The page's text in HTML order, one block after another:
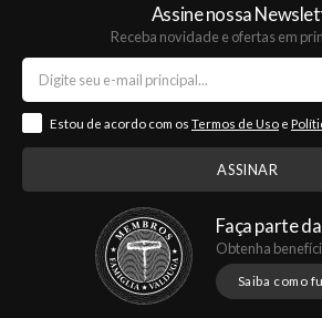
Assine nossa
Receba novidade e ofertas em
Estou de acordo com os Termos de Uso e
Faça parte
Obtenha
Saiba como